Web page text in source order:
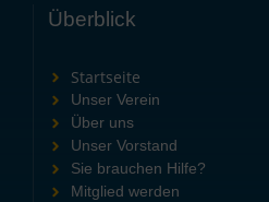
Überblick
Startseite
Unser Verein
Über uns
Unser Vorstand
Sie brauchen Hilfe?
Mitglied werden